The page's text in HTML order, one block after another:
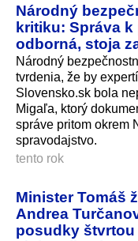
Národný
kritiku: Správa
odborná, stoja
Národný
tvrdenia, že by
Slovensko.sk bola
Migaľa, ktorý
správe pritom okrem
spravodajstvo.
tento rok
Minister Tomáš
Andrea
posudky